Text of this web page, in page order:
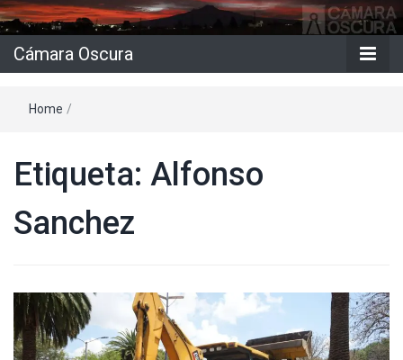
Oscura
Cámara Oscura
Home /
Etiqueta: Alfonso
Sanchez